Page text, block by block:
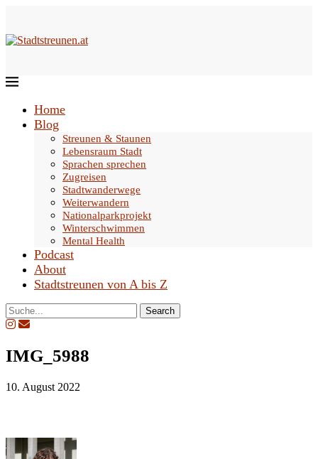
Home
Blog
Streunen & Staunen
Lebensraum Stadt
Sprachen sprechen
Zugreisen
Stadtwanderwege
Weiterwandern
Nationalparkprojekt
Winterschwimmen
Mental Health
Podcast
About
Stadtstreunen von A bis Z
Search
IMG_5988
10. August 2022